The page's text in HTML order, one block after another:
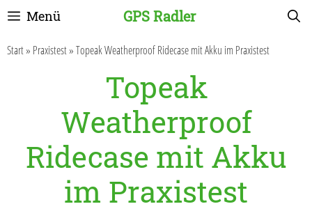
Zum
springen
GPS Radler
Menü
Start» Praxistest»Topeak Weatherproof Ridecase mit Akku im Praxistest
Topeak
Weatherproof
Ridecase mit Akku
im Praxistest